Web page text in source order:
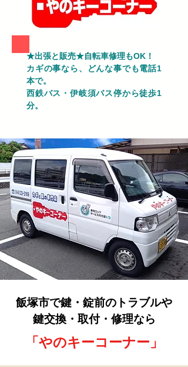
★出張と販売★自転車修理もOK！
カギの事なら、どんな事でも電話1
本で。
西鉄バス・伊岐須バス停から徒歩1
分。
飯塚市で鍵・錠前のトラブルや
鍵交換・取付・修理なら
「やのキーコーナー」